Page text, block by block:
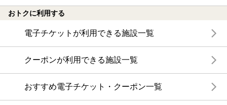
おトクに利用する
電子チケットが利用できる施設一覧
クーポンが利用できる施設一覧
おすすめ電子チケット・クーポン一覧